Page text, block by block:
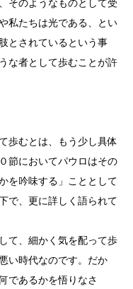
そのようなものとして受
私たちは光である、とい
とされているという事
な者として歩むことが許
歩むとは、もう少し具体
節においてパウロはその
を吟味する」こととして
で、更に詳しく語られて
て、細かく気を配って歩
い時代なのです。だか
であるかを悟りなさ